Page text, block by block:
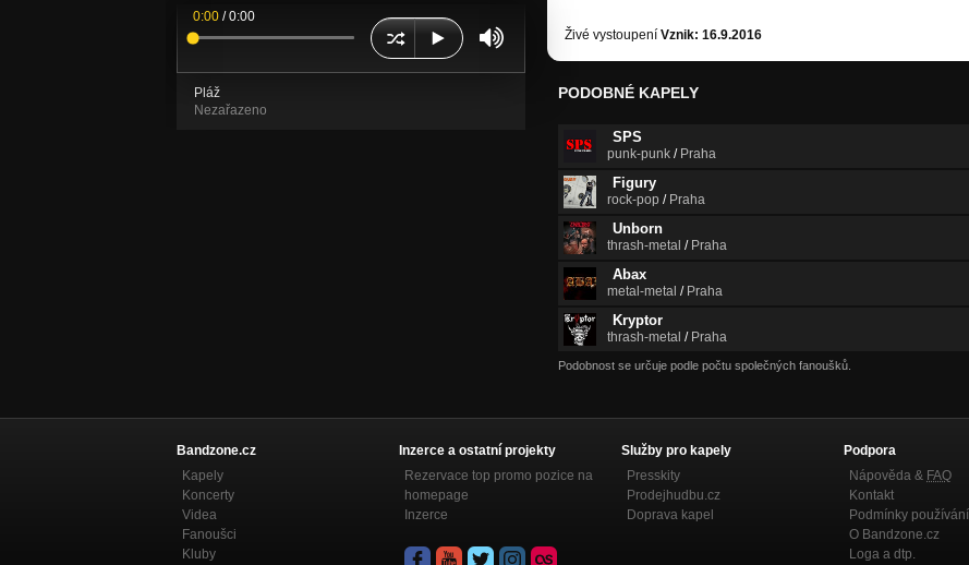
0:00 /0:00
Pláž
Nezařazeno
Živé vystoupení Vznik: 16.9.2016
PODOBNÉ KAPELY
SPS
punk-punk / Praha
Figury
rock-pop / Praha
Unborn
thrash-metal / Praha
Abax
metal-metal / Praha
Kryptor
thrash-metal / Praha
Podobnost se určuje podle počtu společných fanoušků.
Bandzone.cz
Kapely
Koncerty
Videa
Fanoušci
Kluby
Inzerce a ostatní projekty
Rezervace top promo pozice na
homepage
Inzerce
Služby pro kapely
Presskity
Prodejhudbu.cz
Doprava kapel
Podpora
Nápověda & FAQ
Kontakt
Podmínky používání
O Bandzone.cz
Loga a dtp.